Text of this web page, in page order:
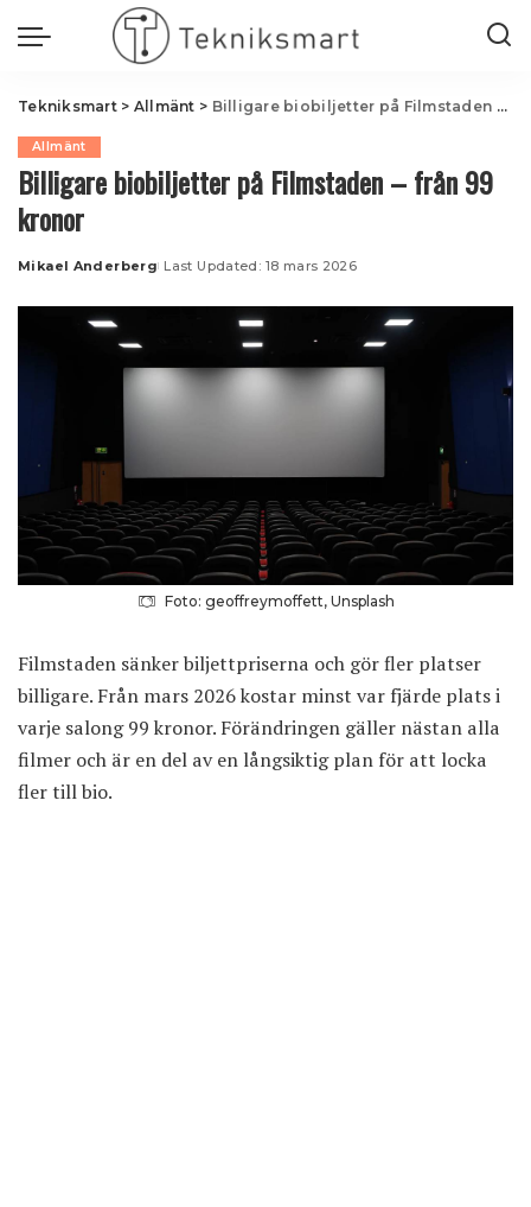
Tekniksmart> Allmänt > Billigare biobiljetter på Filmstaden – från 99 kronor
Allmänt
Billigare biobiljetter på Filmstaden – från 99
kronor
Posted
Mikael Anderberg Last Updated: 18 mars 2026
Foto: geoffreymoffett, Unsplash
Filmstaden sänker biljettpriserna och gör fler platser
billigare. Från mars 2026 kostar minst var fjärde plats i
varje salong 99 kronor. Förändringen gäller nästan alla
filmer och är en del av en långsiktig plan för att locka
fler till bio.